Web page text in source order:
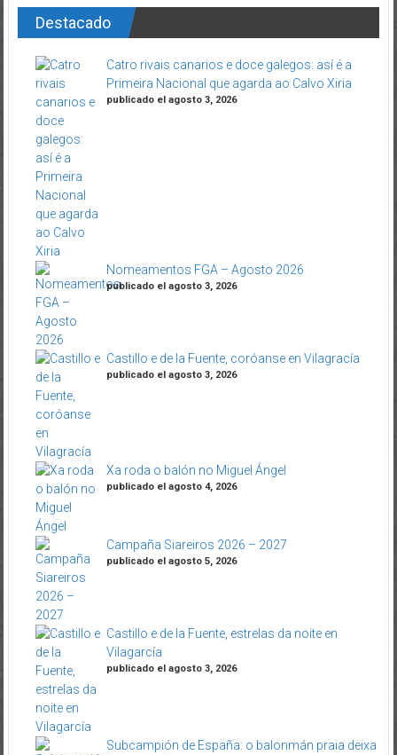
Destacado
Catro rivais canarios e doce galegos: así é a
Primeira Nacional que agarda ao Calvo Xiria
publicado el agosto 3, 2026
Nomeamentos FGA – Agosto 2026
publicado el agosto 3, 2026
Castillo e de la Fuente, coróanse en Vilagracía
publicado el agosto 3, 2026
Xa roda o balón no Miguel Ángel
publicado el agosto 4, 2026
Campaña Siareiros 2026 – 2027
publicado el agosto 5, 2026
Castillo e de la Fuente, estrelas da noite en
Vilagarcía
publicado el agosto 3, 2026
Subcampión de España: o balonmán praia deixa